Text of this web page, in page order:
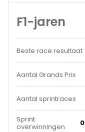
F1-jaren
Beste race resultaat
Aantal Grands Prix
Aantal sprintraces
Sprint
overwinningen 0